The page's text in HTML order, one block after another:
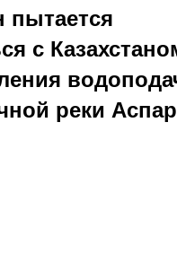
пытается
с
реки